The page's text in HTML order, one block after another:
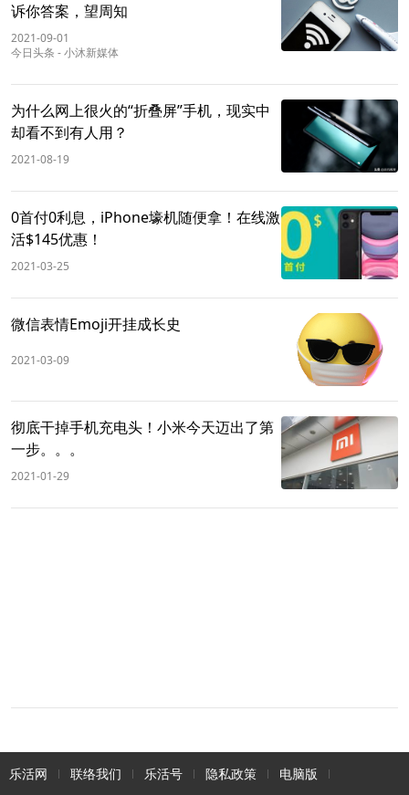
诉你答案，望周知
2021-09-01
今日头条 -小沐新媒体
为什么网上很火的“折叠屏”手机，现实中
却看不到有人用？
2021-08-19
0首付0利息，iPhone壕机随便拿！在线激
活$145优惠！
2021-03-25
微信表情Emoji开挂成长史
2021-03-09
彻底干掉手机充电头！小米今天迈出了第
一步。。。
2021-01-29
乐活网 联络我们 乐活号 隐私政策 电脑版